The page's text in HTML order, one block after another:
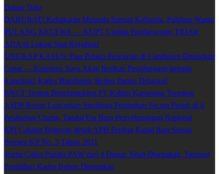
Danau Toba
DARURAT! Kebakaran Melanda Samsat Kalianda, Puluhan Warga
PULANG KECEWA — KUPT Cinthia Pandanwangi TIDAK
ADA di Lokasi Saat Kejadian!
UNGKAP KASUS: Dua Pelaku Pencurian di Candipuro Ditangkap
Cepat — Kapolres: Saya Akan Berikan Penghargaan kepada
Kapolsek! Kades Batuliman: Beliau Pantas Dihargai!
BNCT Terima Benchmarking PT Kaltim Kariangau Terminal
ASDP Resmi Luncurkan Sterilisasi Pelabuhan Secara Penuh di 6
Pelabuhan Utama, Tandai Era Baru Penyeberangan Nasional
KPI Cabang Belawan desak APH Periksa Kapal Ikan Sesuai
Permen KP No. 3 Tahun 2021
Nama Calon Panitia PAW dari 4 Dusun Telah Disepakati, Tanggal
Pemilihan Kades Belum Ditetapkan